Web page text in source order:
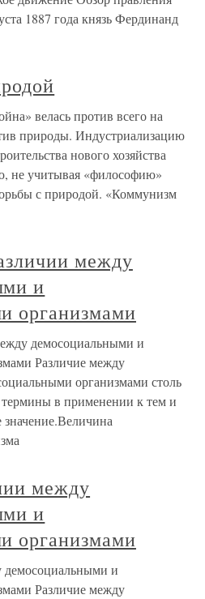
1887 года князь Фердинанд
велась против всего на
природы. Индустриализацию
нового хозяйства
не учитывая «философию»
с природой. «Коммунизм
между
и
организмами
демосоциальными и
Различие между
организмами столь
в применении к тем и
между
и
организмами
и
Различие между